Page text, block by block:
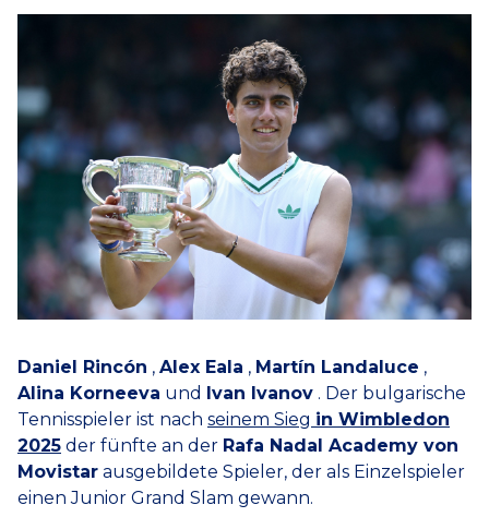
Daniel Rincón , Alex Eala , Martín Landaluce ,
Alina Korneeva und Ivan Ivanov . Der bulgarische
Tennisspieler ist nach seinem Sieg in Wimbledon
2025 der fünfte an der Rafa Nadal Academy von
Movistar ausgebildete Spieler, der als Einzelspieler
einen Junior Grand Slam gewann.